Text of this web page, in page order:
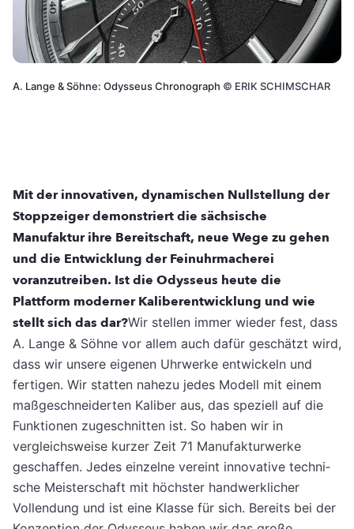
A. Lange & Söhne: Odysseus Chronograph © ERIK SCHIMSCHAR
Mit der innovativen, dynamischen Nullstellung der
Stoppzeiger demonstriert die sächsische
Manufaktur ihre Bereitschaft, neue Wege zu gehen
und die Entwicklung der Feinuhrmacherei
voranzutreiben. Ist die Odysseus heute die
Plattform moderner Kaliberentwicklung und wie
stellt sich das dar?Wir stellen immer wieder fest, dass
A. Lange & Söhne vor allem auch dafür geschätzt wird,
dass wir unsere eigenen Uhrwerke entwickeln und
fertigen. Wir statten nahezu jedes Modell mit einem
maßge­schneiderten Kaliber aus, das speziell auf die
Funktionen zugeschnitten ist. So haben wir in
vergleichsweise kurzer Zeit 71 Manufakturwerke
geschaffen. Jedes einzelne vereint innovative techni­
sche Meisterschaft mit höchster handwerklicher
Vollendung und ist eine Klasse für sich. Bereits bei der